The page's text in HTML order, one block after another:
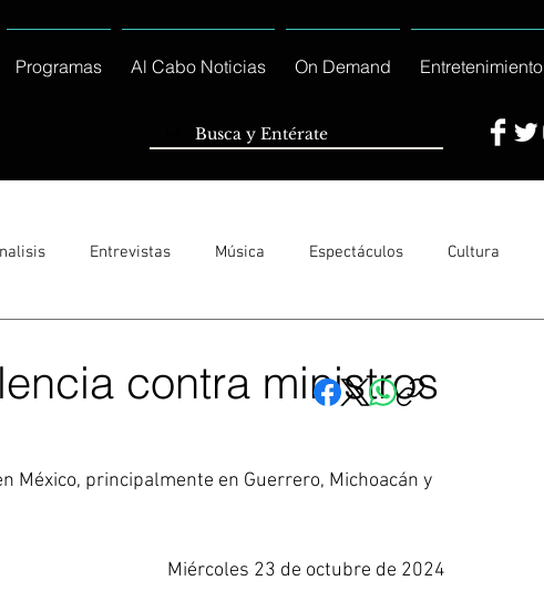
Programas Al Cabo Noticias On Demand Entretenimiento
Entrevistas Música Espectáculos Cultura
contra ministros
México, principalmente en Guerrero, Michoacán y
Miércoles 23 de octubre de 2024